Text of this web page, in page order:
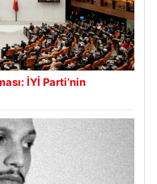
İYİ Parti’nin